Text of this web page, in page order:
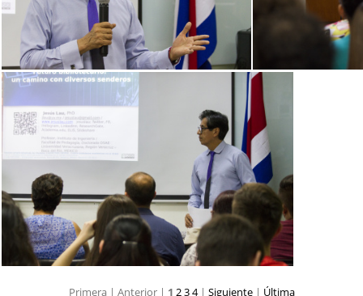
Primera | Anterior | 1 234 | Siguiente | Última